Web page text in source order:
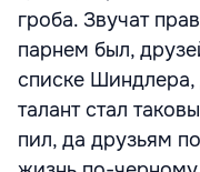
гроба. Звучат
парнем был,
списке Шиндлера,
талант стал
пил, да друзьям